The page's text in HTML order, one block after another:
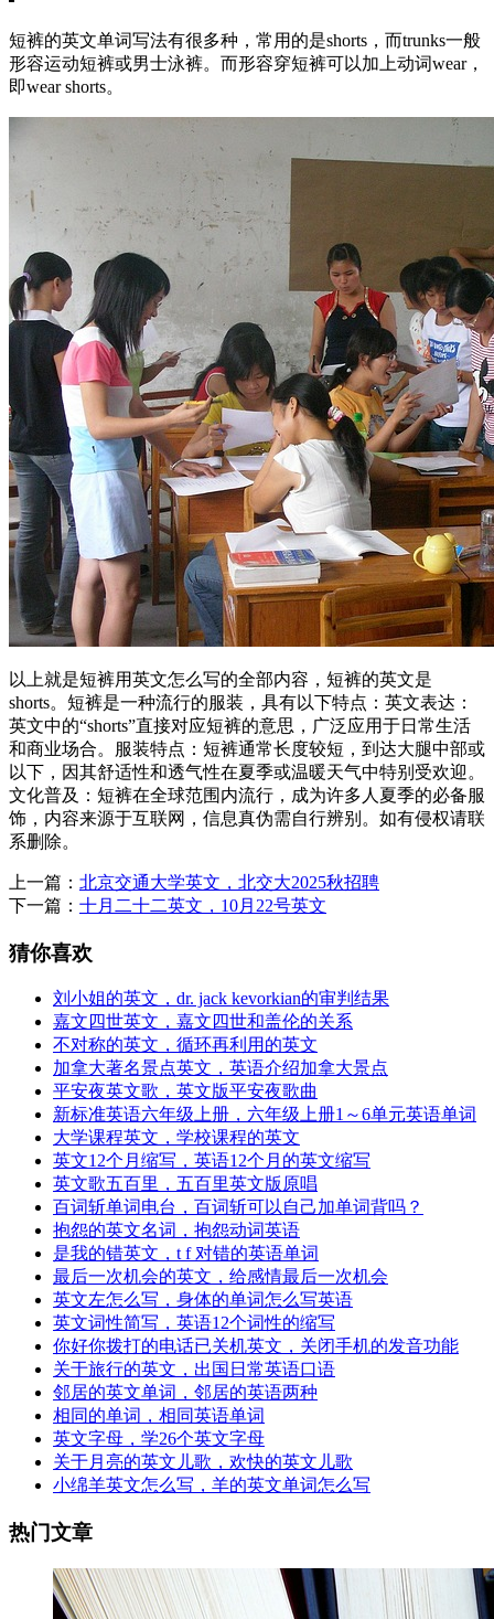
短裤的英文单词写法有很多种，常用的是shorts，而trunks一般
形容运动短裤或男士泳裤。而形容穿短裤可以加上动词wear，
即wear shorts。
以上就是短裤用英文怎么写的全部内容，短裤的英文是
shorts。短裤是一种流行的服装，具有以下特点：英文表达：
英文中的“shorts”直接对应短裤的意思，广泛应用于日常生活
和商业场合。服装特点：短裤通常长度较短，到达大腿中部或
以下，因其舒适性和透气性在夏季或温暖天气中特别受欢迎。
文化普及：短裤在全球范围内流行，成为许多人夏季的必备服
饰，内容来源于互联网，信息真伪需自行辨别。如有侵权请联
系删除。
上一篇： 北京交通大学英文，北交大2025秋招聘
下一篇： 十月二十二英文，10月22号英文
猜你喜欢
刘小姐的英文，dr. jack kevorkian的审判结果
嘉文四世英文，嘉文四世和盖伦的关系
不对称的英文，循环再利用的英文
加拿大著名景点英文，英语介绍加拿大景点
平安夜英文歌，英文版平安夜歌曲
新标准英语六年级上册，六年级上册1～6单元英语单词
大学课程英文，学校课程的英文
英文12个月缩写，英语12个月的英文缩写
英文歌五百里，五百里英文版原唱
百词斩单词电台，百词斩可以自己加单词背吗？
抱怨的英文名词，抱怨动词英语
是我的错英文，t f 对错的英语单词
最后一次机会的英文，给感情最后一次机会
英文左怎么写，身体的单词怎么写英语
英文词性简写，英语12个词性的缩写
你好你拨打的电话已关机英文，关闭手机的发音功能
关于旅行的英文，出国日常英语口语
邻居的英文单词，邻居的英语两种
相同的单词，相同英语单词
英文字母，学26个英文字母
关于月亮的英文儿歌，欢快的英文儿歌
小绵羊英文怎么写，羊的英文单词怎么写
热门文章